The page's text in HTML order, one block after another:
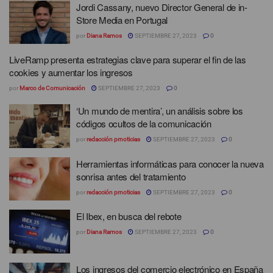
Jordi Cassany, nuevo Director General de in-
Store Media en Portugal
por Diana Ramos SEPTIEMBRE 27, 2023 0
LiveRamp presenta estrategias clave para superar el fin de las
cookies y aumentar los ingresos
por Marco de Comunicación SEPTIEMBRE 27, 2023 0
‘Un mundo de mentira’, un análisis sobre los
códigos ocultos de la comunicación
porredacción prnoticias SEPTIEMBRE 27, 2023 0
Herramientas informáticas para conocer la nueva
sonrisa antes del tratamiento
porredacción prnoticias SEPTIEMBRE 27, 2023 0
El Ibex, en busca del rebote
por Diana Ramos SEPTIEMBRE 27, 2023 0
Los ingresos del comercio electrónico en España